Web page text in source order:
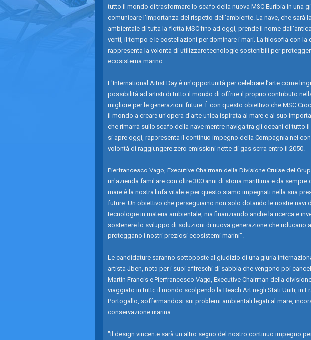
tutto il mondo di trasformare lo scafo della nuova MSC Euribia in una
comunicare l'importanza del rispetto dell'ambiente. La nave, che sarà
ambientale di tutta la flotta MSC fino ad oggi, prende il nome
venti, il tempo e le costellazioni per dominare i mari. La filosofia con la
rappresenta la volontà di utilizzare tecnologie sostenibili per
ecosistema marino.
L'International Artist Day è un'opportunità per celebrare l’arte come
possibilità ad artisti di tutto il mondo di offrire il proprio contributo
migliore per le generazioni future. È con questo obiettivo che MSC
il mondo a creare un'opera d'arte unica ispirata al mare e al suo
che rimarrà sullo scafo della nave mentre naviga tra gli oceani di tutto
si apre oggi, rappresenta il continuo impegno della Compagnia nei
volontà di raggiungere zero emissioni nette di gas serra entro il 2050.
Pierfrancesco Vago, Executive Chairman della Divisione Cruise del
un'azienda familiare con oltre 300 anni di storia marittima e da sempre
mare è la nostra linfa vitale e per questo siamo impegnati nella sua
future. Un obiettivo che perseguiamo non solo dotando le nostre navi
tecnologie in materia ambientale, ma finanziando anche la ricerca e
sostenere lo sviluppo di soluzioni di nuova generazione che riducano
proteggano i nostri preziosi ecosistemi marini".
Le candidature saranno sottoposte al giudizio di una giuria
artista Jben, noto per i suoi affreschi di sabbia che vengono poi
Martin Francis e Pierfrancesco Vago, Executive Chairman della
viaggiato in tutto il mondo scolpendo la Beach Art negli Stati Uniti, in
Portogallo, soffermandosi sui problemi ambientali legati al mare,
conservazione marina.
"Il design vincente sarà un altro segno del nostro continuo impegno